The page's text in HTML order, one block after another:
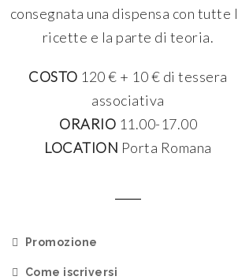
consegnata una dispensa con tutte
ricette e la parte di teoria.
COSTO 120 € + 10 € di tessera
associativa
ORARIO 11.00-17.00
LOCATION Porta Romana
Promozione
Come iscriversi